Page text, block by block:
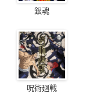
銀魂
呪術廻戦